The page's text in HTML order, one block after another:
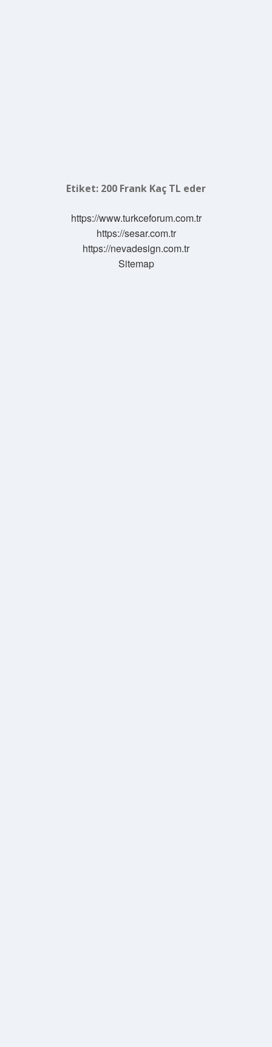
Etiket: 200 Frank Kaç TL eder
https://www.turkceforum.com.tr
https://sesar.com.tr
https://nevadesign.com.tr
Sitemap